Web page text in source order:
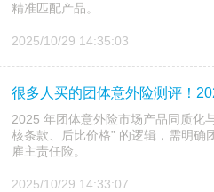
精准匹配产品。
2025/10/29 14:35:03
很多人买的团体意外险测评！
2025 年团体意外险市场产品同质化
核条款、后比价格” 的逻辑，需明确
雇主责任险。
2025/10/29 14:33:07